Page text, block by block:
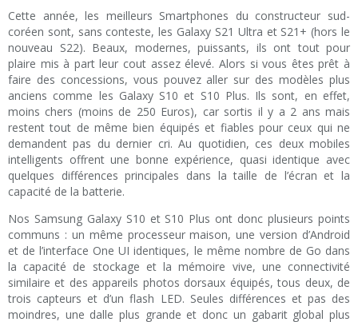
Cette année, les meilleurs Smartphones du constructeur sud-
coréen sont, sans conteste, les Galaxy S21 Ultra et S21+ (hors le
nouveau S22). Beaux, modernes, puissants, ils ont tout pour
plaire mis à part leur cout assez élevé. Alors si vous êtes prêt à
faire des concessions, vous pouvez aller sur des modèles plus
anciens comme les Galaxy S10 et S10 Plus. Ils sont, en effet,
moins chers (moins de 250 Euros), car sortis il y a 2 ans mais
restent tout de même bien équipés et fiables pour ceux qui ne
demandent pas du dernier cri. Au quotidien, ces deux mobiles
intelligents offrent une bonne expérience, quasi identique avec
quelques différences principales dans la taille de l’écran et la
capacité de la batterie.
Nos Samsung Galaxy S10 et S10 Plus ont donc plusieurs points
communs : un même processeur maison, une version d’Android
et de l’interface One UI identiques, le même nombre de Go dans
la capacité de stockage et la mémoire vive, une connectivité
similaire et des appareils photos dorsaux équipés, tous deux, de
trois capteurs et d’un flash LED. Seules différences et pas des
moindres, une dalle plus grande et donc un gabarit global plus